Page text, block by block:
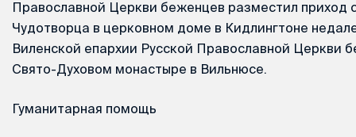
Православной Церкви беженцев разместил приход
Чудотворца в церковном доме в Кидлингтоне
Виленской епархии Русской Православной Церкви
Свято-Духовом монастыре в Вильнюсе.
Гуманитарная помощь